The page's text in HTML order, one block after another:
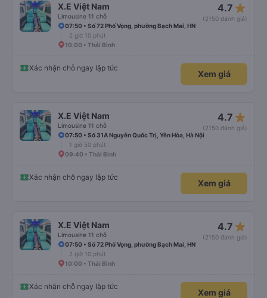
X.E Việt Nam
Limousine 11 chỗ
4.7 star_rate
(2150 đánh giá)
07:50 • Số 72 Phố Vọng, phường Bạch Mai, HN
2 giờ 10 phút
10:00 • Thái Bình
Xác nhận chỗ ngay lập tức
Xem giá
X.E Việt Nam
Limousine 11 chỗ
4.7 star_rate
(2150 đánh giá)
07:50 • Số 31A Nguyễn Quốc Trị, Yên Hòa, Hà Nội
1 giờ 50 phút
09:40 • Thái Bình
Xác nhận chỗ ngay lập tức
Xem giá
X.E Việt Nam
Limousine 11 chỗ
4.7 star_rate
(2150 đánh giá)
07:50 • Số 72 Phố Vọng, phường Bạch Mai, HN
2 giờ 10 phút
10:00 • Thái Bình
Xác nhận chỗ ngay lập tức
Xem giá